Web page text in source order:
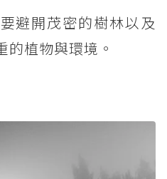
避開茂密的樹林以及
的植物與環境。